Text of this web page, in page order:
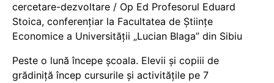
cercetare-dezvoltare / Op Ed Profesorul Eduard
Stoica, conferențiar la Facultatea de Științe
Economice a Universității „Lucian Blaga” din Sibiu
Peste o lună începe școala. Elevii și copiii de
grădiniță încep cursurile și activitățile pe 7